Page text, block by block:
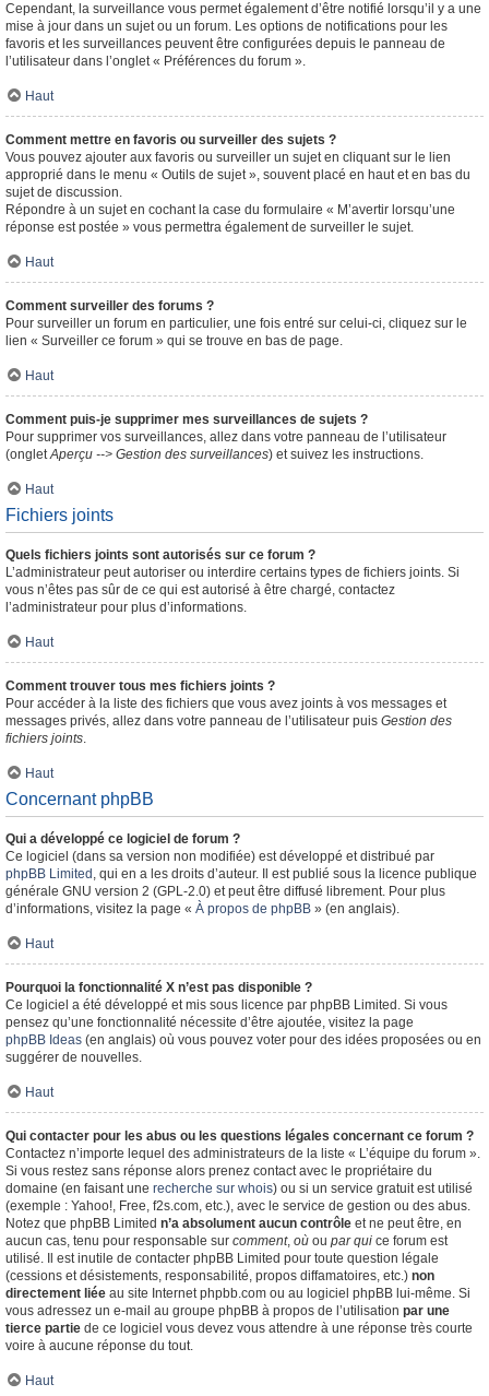
Cependant, la surveillance vous permet également d’être notifié lorsqu’il y a une
mise à jour dans un sujet ou un forum. Les options de notifications pour les
favoris et les surveillances peuvent être configurées depuis le panneau de
l’utilisateur dans l’onglet « Préférences du forum ».
Haut
Comment mettre en favoris ou surveiller des sujets ?
Vous pouvez ajouter aux favoris ou surveiller un sujet en cliquant sur le lien
approprié dans le menu « Outils de sujet », souvent placé en haut et en bas du
sujet de discussion.
Répondre à un sujet en cochant la case du formulaire « M’avertir lorsqu’une
réponse est postée » vous permettra également de surveiller le sujet.
Haut
Comment surveiller des forums ?
Pour surveiller un forum en particulier, une fois entré sur celui-ci, cliquez sur le
lien « Surveiller ce forum » qui se trouve en bas de page.
Haut
Comment puis-je supprimer mes surveillances de sujets ?
Pour supprimer vos surveillances, allez dans votre panneau de l’utilisateur
(ongletAperçu --> Gestion des surveillances) et suivez les instructions.
Haut
Fichiers joints
Quels fichiers joints sont autorisés sur ce forum ?
L’administrateur peut autoriser ou interdire certains types de fichiers joints. Si
vous n’êtes pas sûr de ce qui est autorisé à être chargé, contactez
l’administrateur pour plus d’informations.
Haut
Comment trouver tous mes fichiers joints ?
Pour accéder à la liste des fichiers que vous avez joints à vos messages et
messages privés, allez dans votre panneau de l’utilisateur puis Gestion des
fichiers joints.
Haut
Concernant phpBB
Qui a développé ce logiciel de forum ?
Ce logiciel (dans sa version non modifiée) est développé et distribué par
phpBB Limited , qui en a les droits d’auteur. Il est publié sous la licence publique
générale GNU version 2 (GPL-2.0) et peut être diffusé librement. Pour plus
d’informations, visitez la page « À propos de phpBB » (en anglais).
Haut
Pourquoi la fonctionnalité X n’est pas disponible ?
Ce logiciel a été développé et mis sous licence par phpBB Limited. Si vous
pensez qu’une fonctionnalité nécessite d’être ajoutée, visitez la page
phpBB Ideas (en anglais) où vous pouvez voter pour des idées proposées ou en
suggérer de nouvelles.
Haut
Qui contacter pour les abus ou les questions légales concernant ce forum ?
Contactez n’importe lequel des administrateurs de la liste « L’équipe du forum ».
Si vous restez sans réponse alors prenez contact avec le propriétaire du
domaine (en faisant une recherche sur whois) ou si un service gratuit est utilisé
(exemple : Yahoo!, Free, f2s.com, etc.), avec le service de gestion ou des abus.
Notez que phpBB Limited n’a absolument aucun contrôle et ne peut être, en
aucun cas, tenu pour responsable sur comment, où ou par qui ce forum est
utilisé. Il est inutile de contacter phpBB Limited pour toute question légale
(cessions et désistements, responsabilité, propos diffamatoires, etc.) non
directement liée au site Internet phpbb.com ou au logiciel phpBB lui-même. Si
vous adressez un e-mail au groupe phpBB à propos de l’utilisation par une
tierce partie de ce logiciel vous devez vous attendre à une réponse très courte
voire à aucune réponse du tout.
Haut